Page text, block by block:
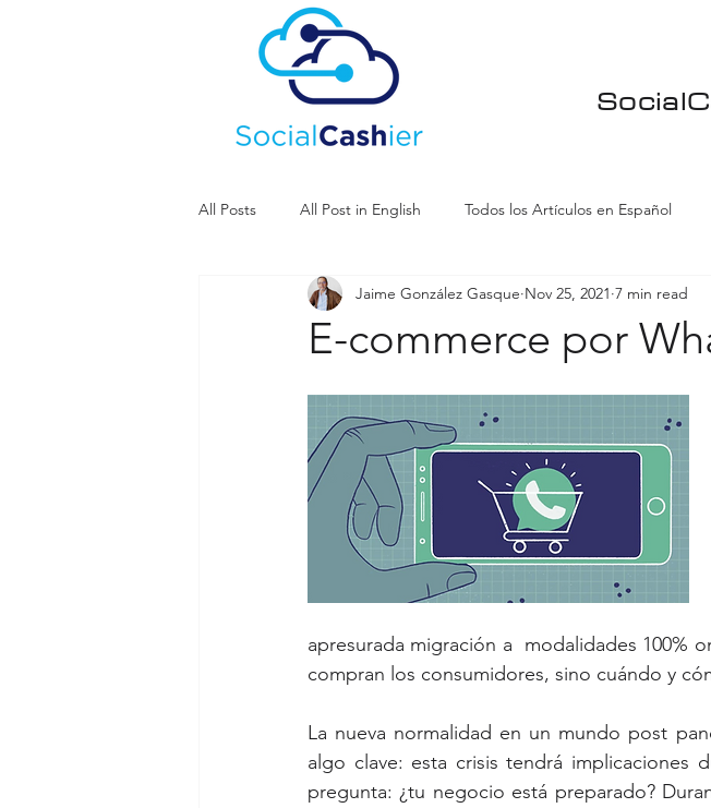
All Posts All Post in English Todos los Artículos en Español
E-commerce por
Jaime González Gasque Nov 25, 2021 7 min read
apresurada migración a  modalidades 100%
compran los consumidores, sino cuándo y
La nueva normalidad en un mundo post
algo clave: esta crisis tendrá implicaciones
pregunta: ¿tu negocio está preparado?